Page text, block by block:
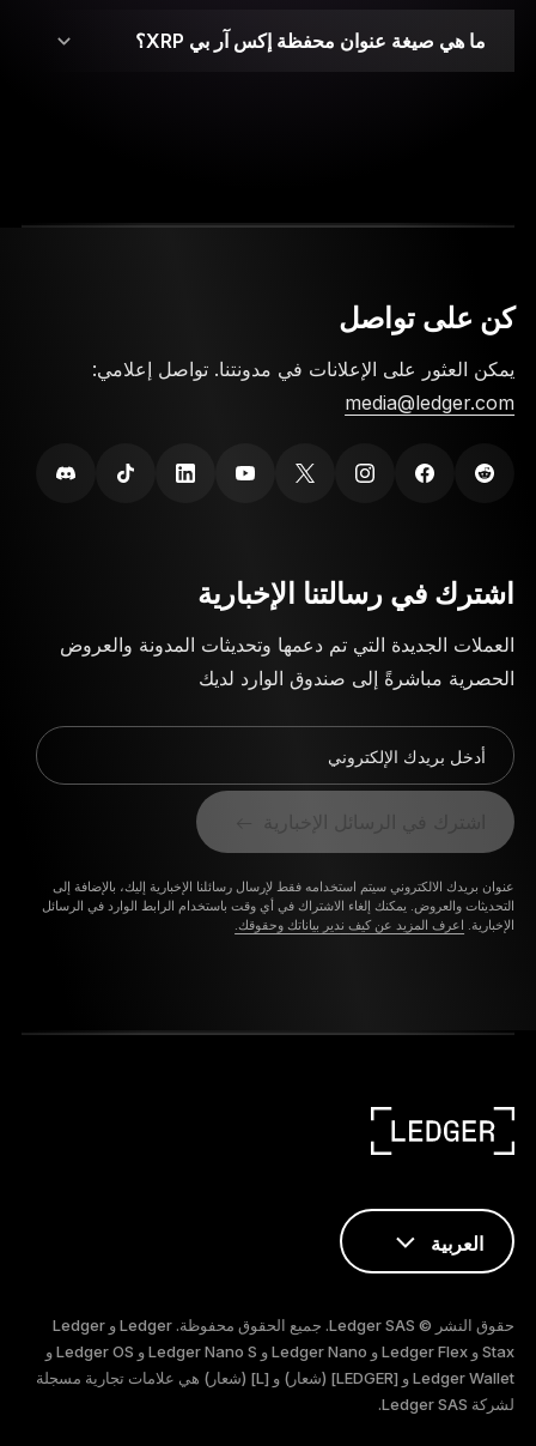
تم اختراقه أو فقدانه، لن تتمكن من الوصول إلى
مفاتيحك الخاصة يتم حفظها في شرائح العنصر الآمن.
محافظ الأصول المشفرة Ledger Nano تم إنشاؤها
ما هي صيغة عنوان محفظة إكس آر بي XRP؟
كن على تواصل
يمكن العثور على الإعلانات في مدونتنا. تواصل إعلامي:
media@ledger.com
اشترك في رسالتنا الإخبارية
العملات الجديدة التي تم دعمها وتحديثات المدونة والعروض
الحصرية مباشرةً إلى صندوق الوارد لديك
أدخل بريدك الإلكتروني
اشترك في الرسائل الإخبارية
عنوان بريدك الالكتروني سيتم استخدامه فقط لإرسال رسائلنا الإخبارية إليك، بالإضافة إلى
التحديثات والعروض. يمكنك إلغاء الاشتراك في أي وقت باستخدام الرابط الوارد في الرسائل
الإخبارية. اعرف المزيد عن كيف ندير بياناتك وحقوقك.
العربية
FRANÇAIS
TÜRKÇE
حقوق النشر © Ledger SAS. جميع الحقوق محفوظة. Ledger و Ledger
Stax و Ledger Flex و Ledger Nano و Ledger Nano S و Ledger OS و
Ledger Wallet و [LEDGER] (شعار) و [L] (شعار) هي علامات تجارية مسجلة
لشركة Ledger SAS.